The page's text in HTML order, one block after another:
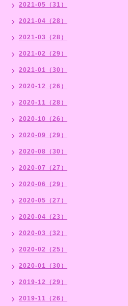
2021-05（31）
2021-04（28）
2021-03（28）
2021-02（29）
2021-01（30）
2020-12（26）
2020-11（28）
2020-10（26）
2020-09（29）
2020-08（30）
2020-07（27）
2020-06（29）
2020-05（27）
2020-04（23）
2020-03（32）
2020-02（25）
2020-01（30）
2019-12（29）
2019-11（26）